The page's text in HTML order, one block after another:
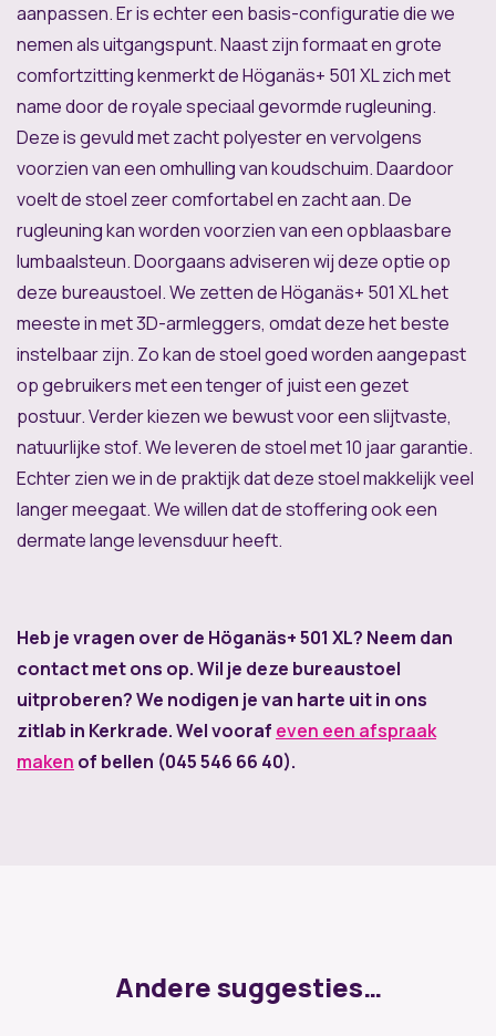
aanpassen. Er is echter een basis-configuratie die we
nemen als uitgangspunt. Naast zijn formaat en grote
comfortzitting kenmerkt de Höganäs+ 501 XL zich met
name door de royale speciaal gevormde rugleuning.
Deze is gevuld met zacht polyester en vervolgens
voorzien van een omhulling van koudschuim. Daardoor
voelt de stoel zeer comfortabel en zacht aan. De
rugleuning kan worden voorzien van een opblaasbare
lumbaalsteun. Doorgaans adviseren wij deze optie op
deze bureaustoel. We zetten de Höganäs+ 501 XL het
meeste in met 3D-armleggers, omdat deze het beste
instelbaar zijn. Zo kan de stoel goed worden aangepast
op gebruikers met een tenger of juist een gezet
postuur. Verder kiezen we bewust voor een slijtvaste,
natuurlijke stof. We leveren de stoel met 10 jaar garantie.
Echter zien we in de praktijk dat deze stoel makkelijk veel
langer meegaat. We willen dat de stoffering ook een
dermate lange levensduur heeft.
Heb je vragen over de Höganäs+ 501 XL? Neem dan
contact met ons op. Wil je deze bureaustoel
uitproberen? We nodigen je van harte uit in ons
zitlab in Kerkrade. Wel vooraf even een afspraak
maken of bellen (045 546 66 40).
Andere suggesties…